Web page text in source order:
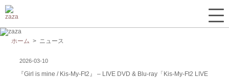
ホーム > ニュース
2026-03-10
『Girl is mine / Kis-My-Ft2』 – LIVE DVD & Blu-ray「Kis-My-Ft2 LIVE